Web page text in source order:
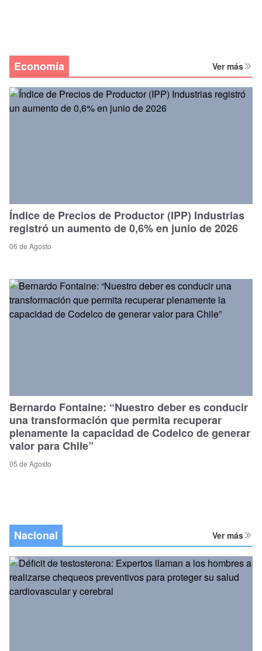
Economía Ver más
Índice de Precios de Productor (IPP) Industrias
registró un aumento de 0,6% en junio de 2026
06 de Agosto
Bernardo Fontaine: “Nuestro deber es conducir
una transformación que permita recuperar
plenamente la capacidad de Codelco de generar
valor para Chile”
05 de Agosto
Nacional Ver más